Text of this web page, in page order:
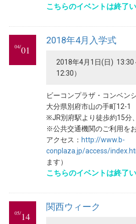
こちらのイベントは終了
04/01
2018年4月入学式
2018年4月1日(日) 13:30
12:30）
ビーコンプラザ・コンベン
大分県別府市山の手町12-1
※JR別府駅より徒歩約15分
※公共交通機関のご利用を
アクセス： http://www.b-
conplaza.jp/access/
ます）
こちらのイベントは終了
05/14
関西ウィーク